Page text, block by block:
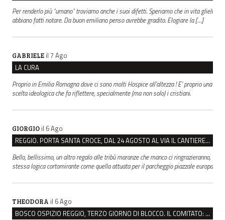
Per renderlo più "umano" troviamo anche i suoi difetti. Speriamo che in vita glieli
abbiano fatti notare. Da buon emiliano penso avrebbe gradito. Elogiare la […]
GABRIELE il 7 Ago
LA CURA
Proprio in Emilia Romagna dove ci sono molti Hospice all’altezza ! E’ proprio una
scelta ideologica che fa riflettere, specialmente (ma non solo) i cristiani.
GIORGIO il 6 Ago
REGGIO. PORTA SANTA CROCE, DAL 24 AGOSTO AL VIA IL CANTIERE PER IL NUOVO COLLETTORE FOGNARIO
Bello, bellissimo, un altro regalo alle tribù maranze che manco ci ringrazieranno,
stessa logica cortomirante come quella attuata per il parcheggio piazzale europa
THEODORA il 6 Ago
BOSCO OSPIZIO REGGIO, TERZO GIORNO DI BLOCCO. IL COMITATO: “PRESIDIO FINO A VENERDÌ”